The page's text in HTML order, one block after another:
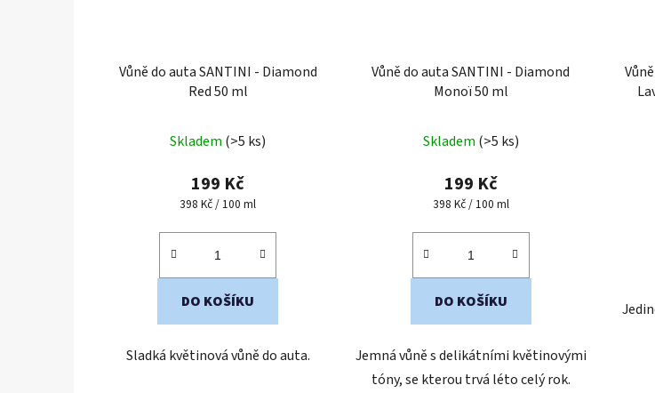
Vůně do auta SANTINI - Diamond
Red 50 ml
hodnocení
produktu
je
z
hvězdiček.
Skladem (>5 ks)
199 Kč
Měrná
398 Kč / 100 ml
DO KOŠÍKU
Sladká květinová vůně do auta.
Vůně do auta SANTINI - Diamond
Monoï 50 ml
hodnocení
produktu
je
z
hvězdiček.
Skladem (>5 ks)
199 Kč
Měrná
398 Kč / 100 ml
DO KOŠÍKU
Jemná vůně s delikátními květinovými
tóny, se kterou trvá léto celý rok.